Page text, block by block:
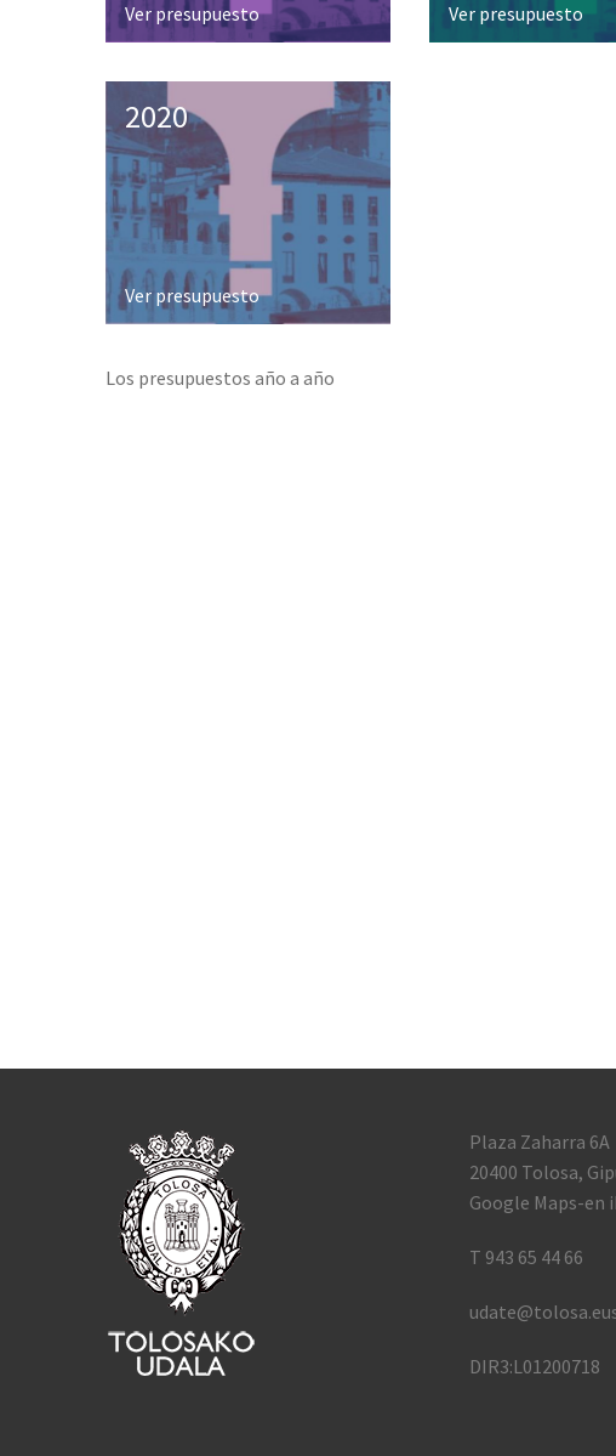
Ver presupuesto Ver presupuesto
2020
Ver presupuesto
Los presupuestos año a año
Plaza Zaharra 6A
20400 Tolosa,
Google Maps-en
T 943 65 44 66
DIR3:L01200718